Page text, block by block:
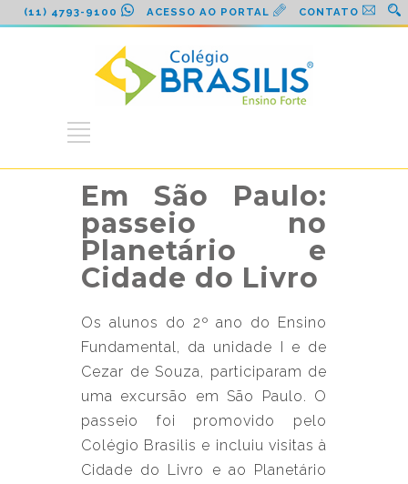
(11) 4793-9100 ACESSO AO PORTAL CONTATO
Em São Paulo:
passeio no
Planetário e
Cidade do Livro
Os alunos do 2º ano do Ensino
Fundamental, da unidade I e de
Cezar de Souza, participaram de
uma excursão em São Paulo. O
passeio foi promovido pelo
Colégio Brasilis e incluiu visitas à
Cidade do Livro e ao Planetário